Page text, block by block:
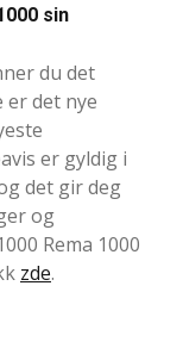
sin
du det
er det nye
er gyldig i
det gir deg
og
Rema 1000
zde.